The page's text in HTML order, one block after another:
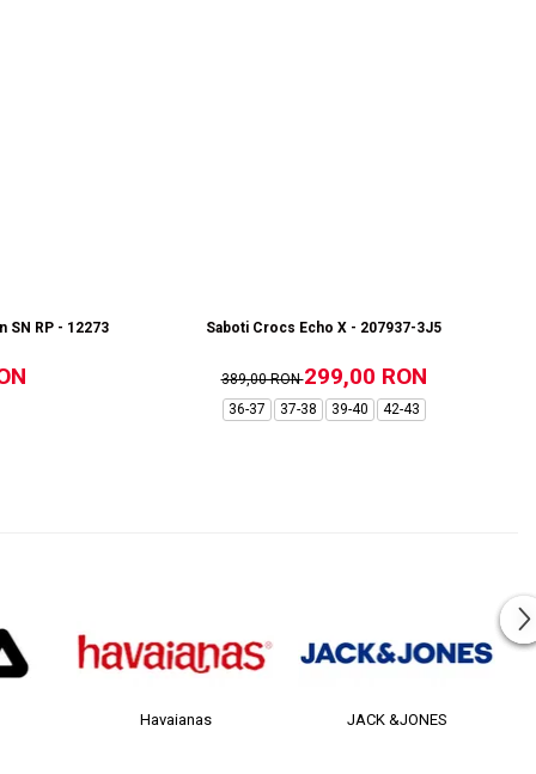
RP - 12273304-Black RP Saboti Crocs Echo X - 207937-3J5
389,00 RON299,00 RON
36-37 37-38 39-40 42-43
Havaianas JACK &JONES